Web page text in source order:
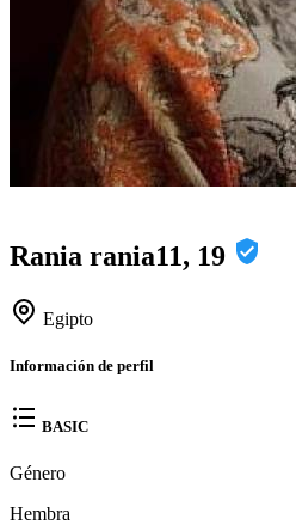
Rania rania11, 19
Egipto
Información de perfil
BASIC
Género
Hembra